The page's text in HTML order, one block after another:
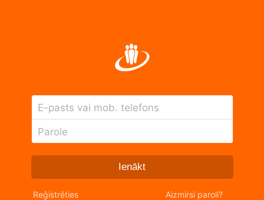
E-pasts vai mob. telefons
Parole
Ienākt
Reģistrēties Aizmirsi paroli?